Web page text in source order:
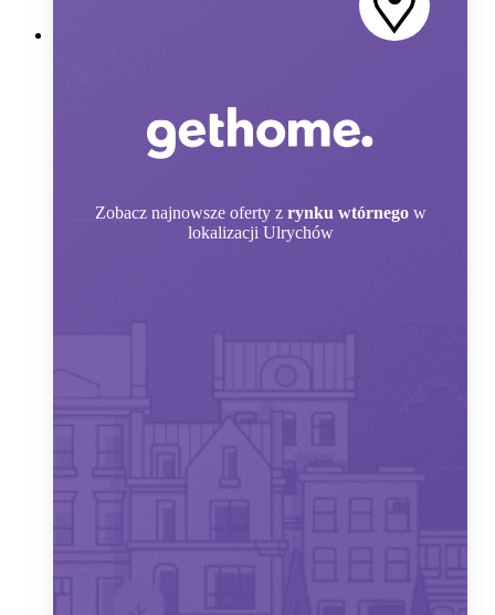
Zobacz najnowsze oferty z rynku wtórnego w
lokalizacji Ulrychów